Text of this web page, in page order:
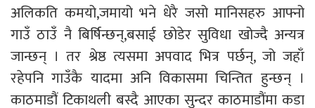
अलिकति कमयो,जमायो भने धेरै जसो मानिसहरु आफ्नो
गाउँ ठाउँ नै बिर्षिन्छन्,बसाई छोडेर सुविधा खोज्दै अन्यत्र
जान्छन् । तर श्रेष्ठ त्यसमा अपवाद भित्र पर्छन्, जो जहाँ
रहेपनि गाउँकै यादमा अनि विकासमा चिन्तित हुन्छन् ।
काठमाडौं टिकाथली बस्दै आएका सुन्दर काठमाडौंमा कडा